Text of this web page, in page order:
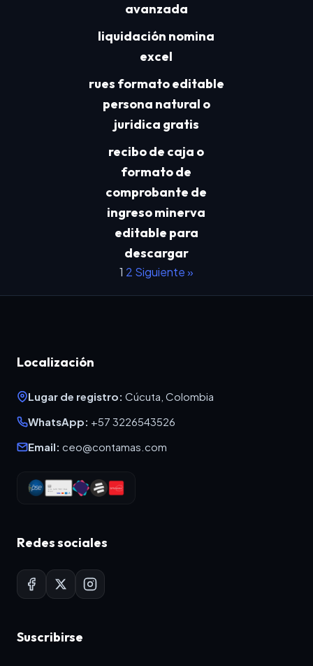
avanzada
liquidación nomina
excel
rues formato editable
persona natural o
juridica gratis
recibo de caja o
formato de
comprobante de
ingreso minerva
editable para
descargar
de
1 2 Siguiente »
Localización
Lugar de registro: Cúcuta, Colombia
WhatsApp: +57 3226543526
Email: ceo@contamas.com
Redes sociales
Suscribirse